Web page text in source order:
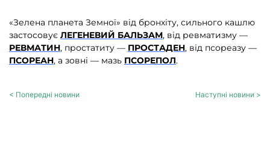
«Зелена планета Земної» від бронхіту, сильного кашлю
застосовує ЛЕГЕНЕВИЙ БАЛЬЗАМ, від ревматизму —
РЕВМАТИН, простатиту — ПРОСТАДЕН, від псореазу —
ПСОРЕАН, а зовні — мазь ПСОРЕПОЛ.
< Попередні новини Наступні новини >